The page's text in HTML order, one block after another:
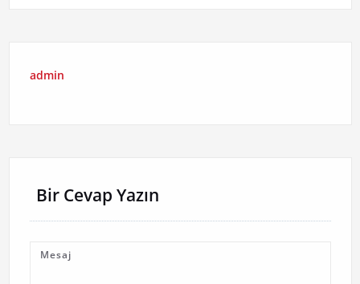
admin
Bir Cevap Yazın